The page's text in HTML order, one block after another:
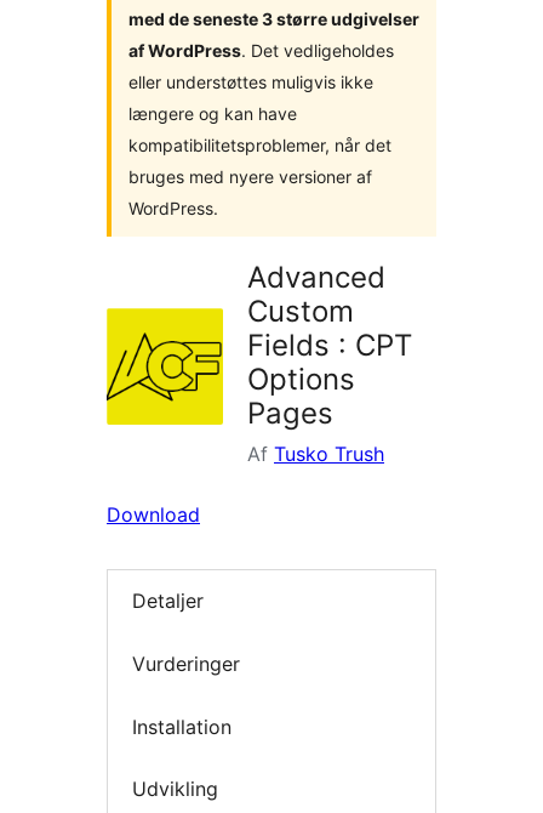
med de seneste 3 større udgivelser
af WordPress. Det vedligeholdes
eller understøttes muligvis ikke
længere og kan have
kompatibilitetsproblemer, når det
bruges med nyere versioner af
WordPress.
Advanced
Custom
Fields : CPT
Options
Pages
Af Tusko Trush
Download
Detaljer
Vurderinger
Installation
Udvikling